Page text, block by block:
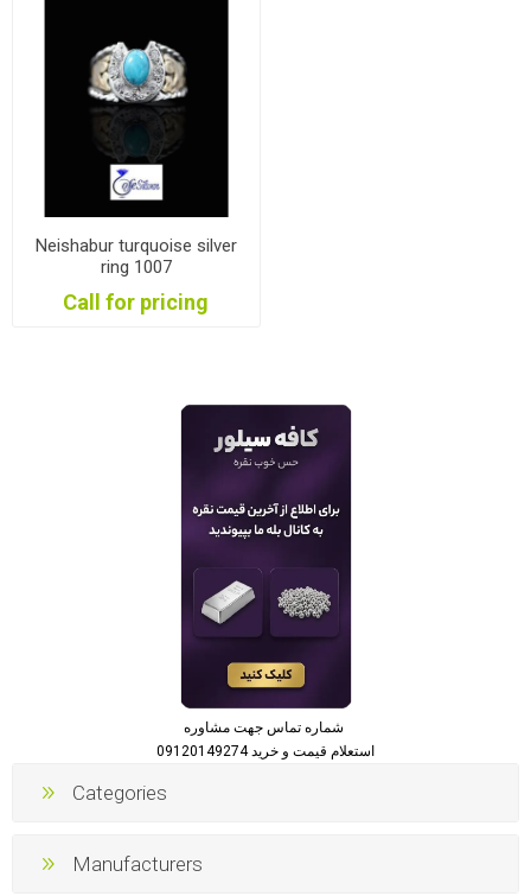
Neishabur turquoise silver
ring 1007
Call for pricing
استعلام قیمت و خرید 09120149274
Categories
Manufacturers